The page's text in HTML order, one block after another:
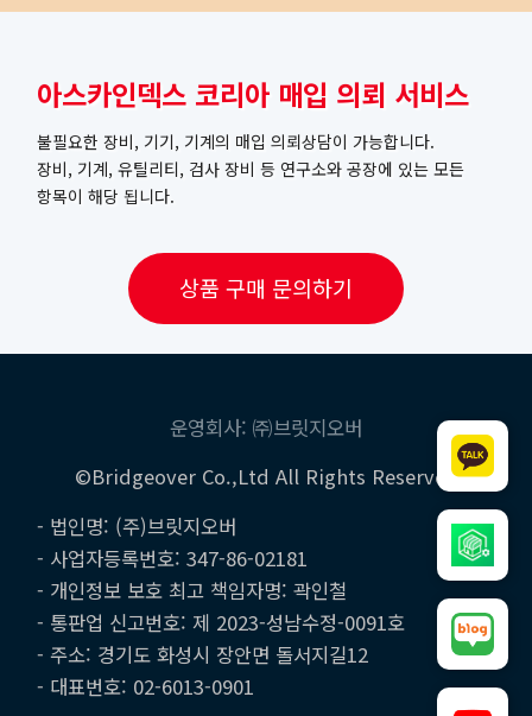
아스카인덱스 코리아 매입 의뢰 서비스
불필요한 장비, 기기, 기계의 매입 의뢰상담이 가능합니다.
장비, 기계, 유틸리티, 검사 장비 등 연구소와 공장에 있는 모든
항목이 해당 됩니다.
상품 구매 문의하기
운영회사: ㈜브릿지오버
©Bridgeover Co.,Ltd All Rights Reserved
- 법인명: (주)브릿지오버
- 사업자등록번호: 347-86-02181
- 개인정보 보호 최고 책임자명: 곽인철
- 통판업 신고번호: 제 2023-성남수정-0091호
- 주소: 경기도 화성시 장안면 돌서지길12
- 대표번호: 02-6013-0901